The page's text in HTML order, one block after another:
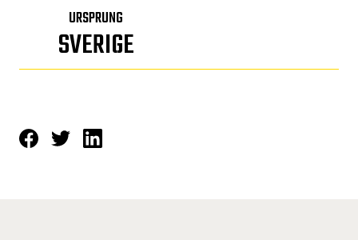
URSPRUNG
SVERIGE